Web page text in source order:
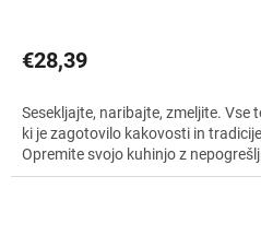
€28,39
Sesekljajte, naribajte, zmeljite. Vse
ki je zagotovilo kakovosti in
Opremite svojo kuhinjo z